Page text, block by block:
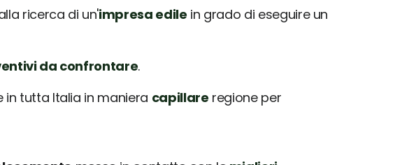
ricerca di un'impresa edile in grado di eseguire un
da confrontare.
in tutta Italia in maniera capillare regione per